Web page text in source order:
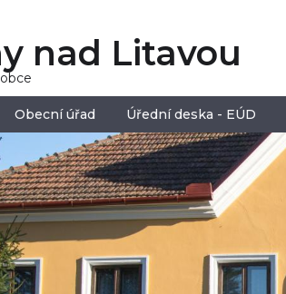
nad Litavou
Obecní úřad Úřední deska - EÚD